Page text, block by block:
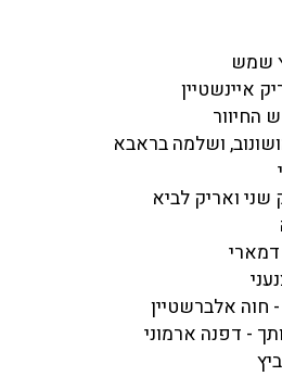
שמש
איינשטיין
החיוור
ושלמה בראבא
ואריק לביא
אלברשטיין
- דפנה ארמוני